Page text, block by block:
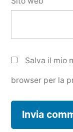
Salva il mio
browser per la